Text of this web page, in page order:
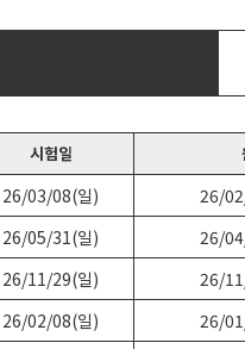
시험일
26/03/08(일) 26/
26/05/31(일) 26/
26/11/29(일) 26/
26/02/08(일) 26/